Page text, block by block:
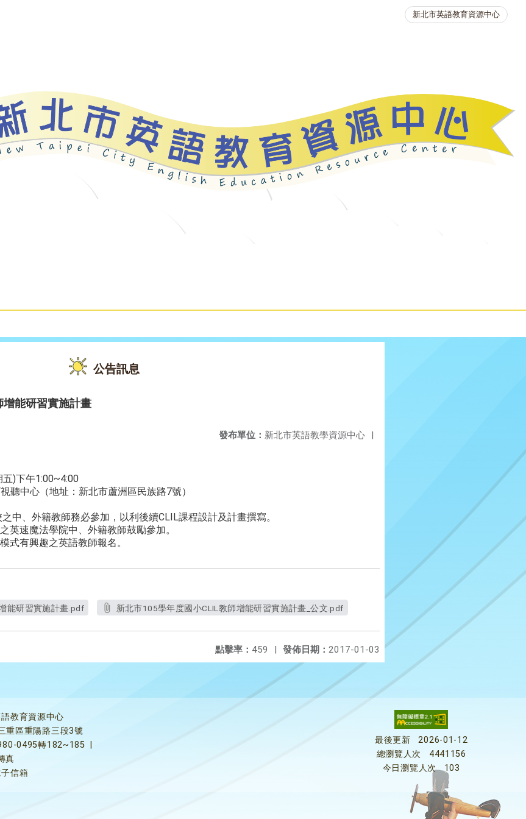
新北市英語教育資源中心
公告訊息
能研習實施計畫
發布單位： 新北市英語教學資源中心 |
五)下午1:00~4:00
聽中心（地址：新北市蘆洲區民族路7號）
中、外籍教師務必參加，以利後續CLIL課程設計及計畫撰寫。
英速魔法學院中、外籍教師鼓勵參加。
式有興趣之英語教師報名。
能研習實施計畫.pdf 新北市105學年度國小CLIL教師增能研習實施計畫_公文.pdf
發佈日期： 2017-01-03
點擊率： 459 |
教育資源中心
重區重陽路三段3號
0495轉182~185
真
信箱
最後更新
2026-01-12
總瀏覽人次
4441156
今日瀏覽人次
103